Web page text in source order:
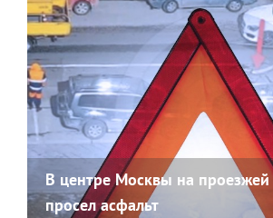
В центре Москвы на проезжей
просел асфальт